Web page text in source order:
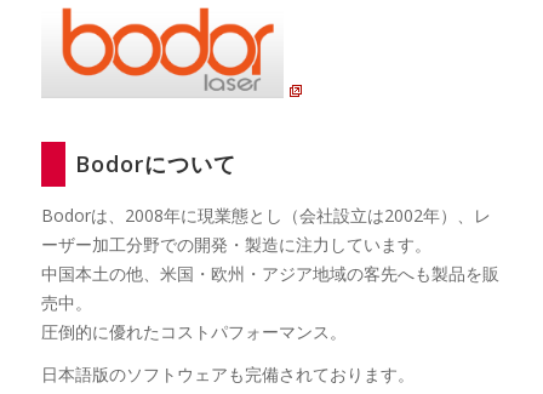
Bodorについて
Bodorは、2008年に現業態とし（会社設立は2002年）、レ
ーザー加工分野での開発・製造に注力しています。
中国本土の他、米国・欧州・アジア地域の客先へも製品を販
売中。
圧倒的に優れたコストパフォーマンス。
日本語版のソフトウェアも完備されております。